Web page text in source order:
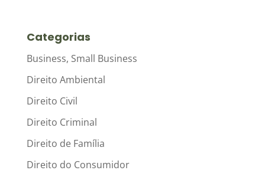
Categorias
Business, Small Business
Direito Ambiental
Direito Civil
Direito Criminal
Direito de Família
Direito do Consumidor